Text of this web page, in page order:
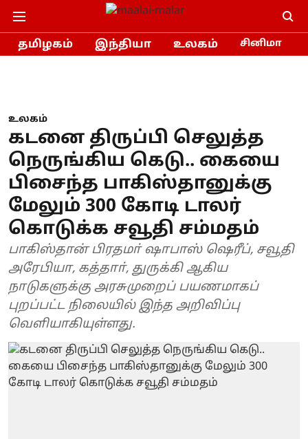
தமிழகம் இந்தியா உலகம் சினிமா
உலகம்
கடனை திருப்பி செலுத்த
நெருங்கிய கெடு.. கையை
பிசைந்த பாகிஸ்தானுக்கு
மேலும் 300 கோடி டாலர்
கொடுக்க சவூதி சம்மதம்
பாகிஸ்தான் பிரதமா் ஷாபாஸ் ஷெரீப், சவூதி
அரேபியா, கத்தாா், துருக்கி ஆகிய
நாடுகளுக்கு அரசுமுறைப் பயணமாகப்
புறப்பட்ட நிலையில் இந்த அறிவிப்பு
வெளியாகியுள்ளது.